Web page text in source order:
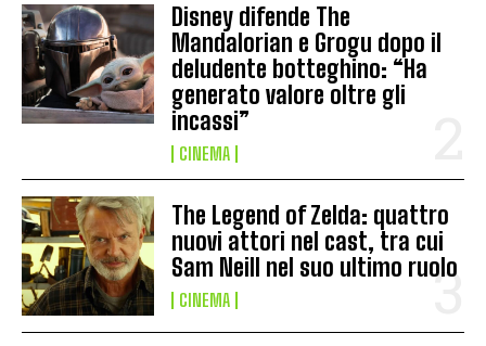
Disney difende The
Mandalorian e Grogu dopo il
deludente botteghino: “Ha
generato valore oltre gli
incassi”
CINEMA
The Legend of Zelda: quattro
nuovi attori nel cast, tra cui
Sam Neill nel suo ultimo ruolo
CINEMA